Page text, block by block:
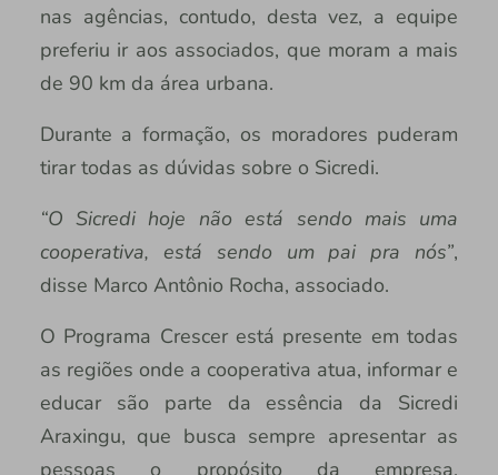
nas agências, contudo, desta vez, a equipe
preferiu ir aos associados, que moram a mais
de 90 km da área urbana.
Durante a formação, os moradores puderam
tirar todas as dúvidas sobre o Sicredi.
“O Sicredi hoje não está sendo mais uma
cooperativa, está sendo um pai pra nós”,
disse Marco Antônio Rocha, associado.
O Programa Crescer está presente em todas
as regiões onde a cooperativa atua, informar e
educar são parte da essência da Sicredi
Araxingu, que busca sempre apresentar as